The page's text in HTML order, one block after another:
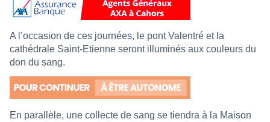
A l’occasion de ces journées, le pont Valentré et la
cathédrale Saint-Etienne seront illuminés aux couleurs du
don du sang.
En parallèle, une collecte de sang se tiendra à la Maison